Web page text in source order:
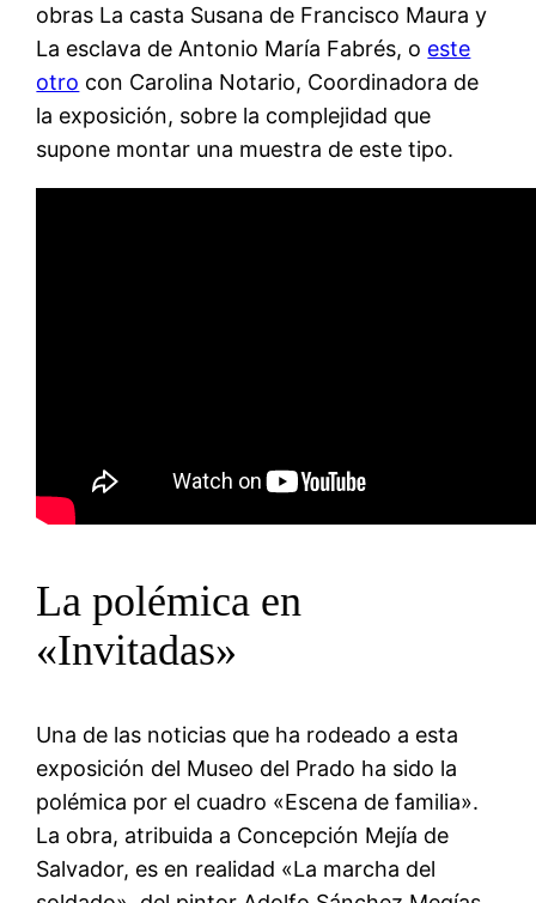
obras La casta Susana de Francisco Maura y
La esclava de Antonio María Fabrés, o este
otro con Carolina Notario, Coordinadora de
la exposición, sobre la complejidad que
supone montar una muestra de este tipo.
La polémica en
«Invitadas»
Una de las noticias que ha rodeado a esta
exposición del Museo del Prado ha sido la
polémica por el cuadro «Escena de familia».
La obra, atribuida a Concepción Mejía de
Salvador, es en realidad «La marcha del